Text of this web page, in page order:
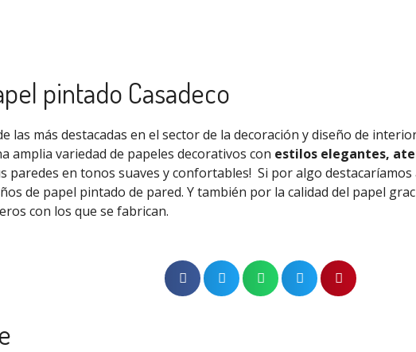
pintado Casadeco
las más destacadas en el sector de la decoración y diseño de
amplia variedad de papeles decorativos con estilos elegantes,
paredes en tonos suaves y confortables! Si por algo destacaríamos
de papel pintado de pared. Ytambién por la calidad del papel
con los que se fabrican.